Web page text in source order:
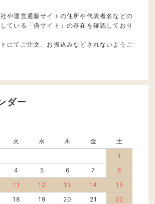
や運営通販サイトの住所や代表者名などの
ている「偽サイト」の存在を確認しており
にてご注文、お振込みなどされないようご
ダー
火 水 木 金
土
1
4 5 6 7
8
11 12 13 14
15
18 19 20 21
22